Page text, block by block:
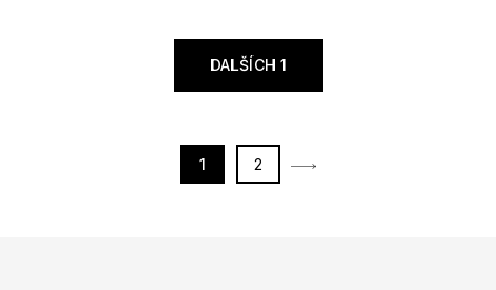
1 2
DALŠÍCH 1